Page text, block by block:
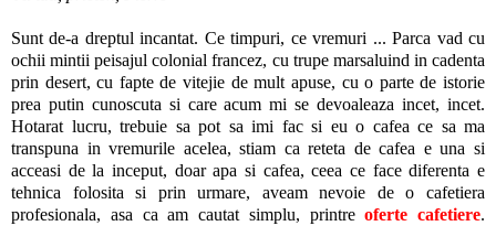
Sunt de-a dreptul incantat. Ce timpuri, ce vremuri ... Parca vad cu
ochii mintii peisajul colonial francez, cu trupe marsaluind in cadenta
prin desert, cu fapte de vitejie de mult apuse, cu o parte de istorie
prea putin cunoscuta si care acum mi se devoaleaza incet, incet.
Hotarat lucru, trebuie sa pot sa imi fac si eu o cafea ce sa ma
transpuna in vremurile acelea, stiam ca reteta de cafea e una si
acceasi de la inceput, doar apa si cafea, ceea ce face diferenta e
tehnica folosita si prin urmare, aveam nevoie de o cafetiera
profesionala, asa ca am cautat simplu, printreoferte cafetiere.